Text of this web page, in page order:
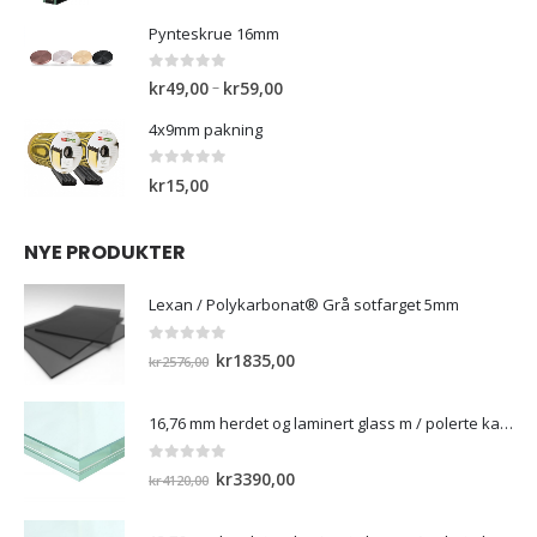
var:
kr3150,00.
Pynteskrue 16mm
0 out of 5
kr49,00– kr59,00Prisområde:
4x9mm pakning
0kr15,00
NYE PRODUKTER
Lexan / Polykarbonat® Grå sotfarget 5mm
out of 5
kr2576,00 Opprinnelig
kr2576,00.
kr1835,00Nåværende
kr1835,00.
16,76 mm herdet og laminert glass m / polerte kanter
out of 5
kr4120,00 Opprinnelig
kr3390,00Nåværende